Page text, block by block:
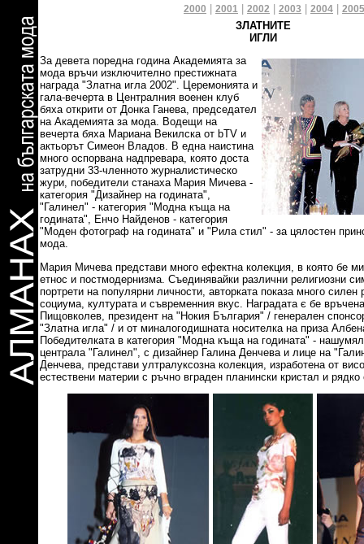
2000 2001 2002 2003 2004
ЗЛАТНИТЕ
ИГЛИ
За девета поредна година Академията за
мода връчи изключително престижната
награда "Златна игла 2002". Церемонията и
гала-вечерта в Централния военен клуб
бяха открити от Донка Ганева, председател
на Академията за мода. Водещи на
вечерта бяха Мариана Векилска от bTV и
актьорът Симеон Владов. В една наистина
много оспорвана надпревара, която доста
затрудни 33-членното журналистическо
жури, победители станаха Мария Мичева -
категория "Дизайнер на годината",
"Галинел" - категория "Модна къща на
годината", Енчо Найденов - категория
"Моден фотограф на годината" и "Рила стил" - за цялостен
мода.
Мария Мичева представи много ефектна колекция, в която бе
етнос и постмодернизма. Съединявайки различни религиозни
портрети на популярни личности, авторката показа много
социума, културата и съвременния вкус. Наградата є бе
Пищовколев, президент на "Нокия България" / генерален
"Златна игла" / и от миналогодишната носителка на приза
Победителката в категория "Модна къща на годината" -
централа "Галинел", с дизайнер Галина Денчева и лице на
Денчева, представи ултралуксозна колекция, изработена от
естествени материи с ръчно вграден планински кристал и